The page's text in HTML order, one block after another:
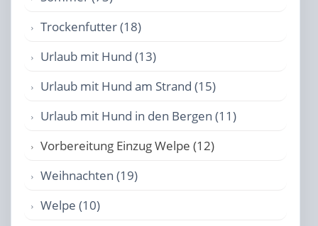
Trockenfutter (18)
Urlaub mit Hund (13)
Urlaub mit Hund am Strand (15)
Urlaub mit Hund in den Bergen (11)
Vorbereitung Einzug Welpe (12)
Weihnachten (19)
Welpe (10)